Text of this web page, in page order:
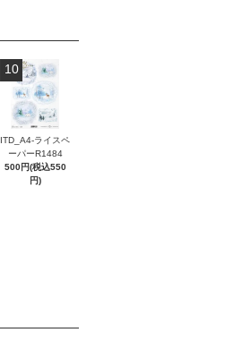
10
ITD_A4-ライスペ
ーパーR1484
500円(税込550
円)